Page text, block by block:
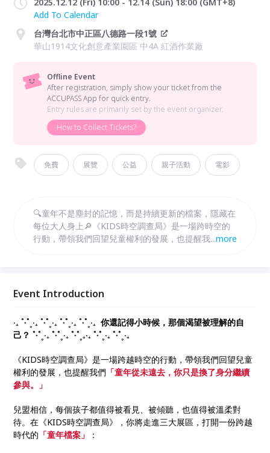
Add To Calendar
台灣台北市中正區八德路一段1號
華山1914文化創意產業園區 中4A 紅酒作業廠
Offline Event
After registration, simply show your ticket from the
ACCUPASS App for quick entry.
Entry rules are primarily set by the event organizer.
How to Collect Tickets?
免費 展覽 公益 親子活動 電影
🔍童年不是塵封的記憶，而是持續更新的檔案，隱藏在
每位大人身上🔎《KIDS時空調查局》是一場跨時空的
行動，帶領我們回望兒童權利的發展，也提醒我們「童
活。展覽串聯過去、現在與未來，從教育落差、家庭支
檔案，讓童年的力量，繼續推動未來。
...more
Event Introduction
‧₊ ˚˖˚˳‧₊ ˚˖˚˳‧₊ ˚˖˚˳‧₊ ˚˖˚˳‧₊你還記得小時候，那個渴望被理解的自
己？ ˚˖˚˳‧₊ ˚˖˚˳‧₊ ˚˖˚˳₊‧₊ ˚˖˚˳‧₊ ˚˖˚˳‧₊
《KIDS時空調查局》是一場跨越時空的行動，帶領我們回望兒童
權利的發展，也提醒我們 「童年從未遠去，你只是換了身分繼續
參與。」
兒盟相信，每個孩子都值得被看見、被傾聽，也值得被溫柔對
待。在《KIDS時空調查局》，你將走進三大展區，打開一份跨越
時代的 「童年檔案」 ：